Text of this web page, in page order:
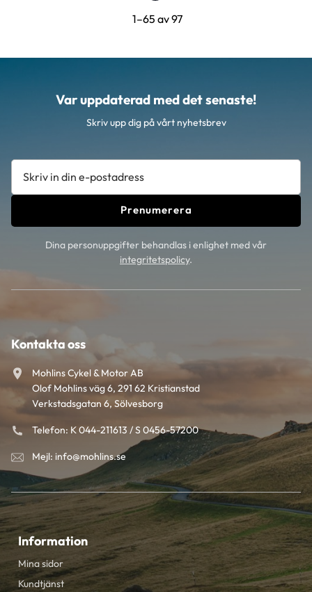
1–65 av97
Var uppdaterad med det senaste!
Skriv upp dig på vårt nyhetsbrev
Prenumerera
Dina personuppgifter behandlas i enlighet med vår
integritetspolicy.
Kontakta oss
Mohlins Cykel & Motor AB
Olof Mohlins väg 6, 291 62 Kristianstad
Verkstadsgatan 6, Sölvesborg
Telefon: K 044-211613 / S 0456-57200
Mejl: info@mohlins.se
Information
Mina sidor
Kundtjänst